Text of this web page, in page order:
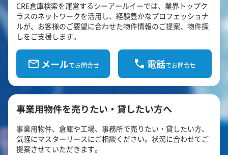
CRE倉庫検索を運営するシーアールイーでは、業界トップク
ラスのネットワークを活用し、経験豊かなプロフェッショナ
ルが、お客様のご要望に合わせた物件情報のご提案、物件探
しをご支援します。
メールでお問合せ 電話でお問合せ
事業用物件を売りたい・貸したい方へ
事業用物件、倉庫や工場、事務所で売りたい・貸したい方、
気軽にマスターリースにご相談ください。状況に合わせてご
提案させていただきます。